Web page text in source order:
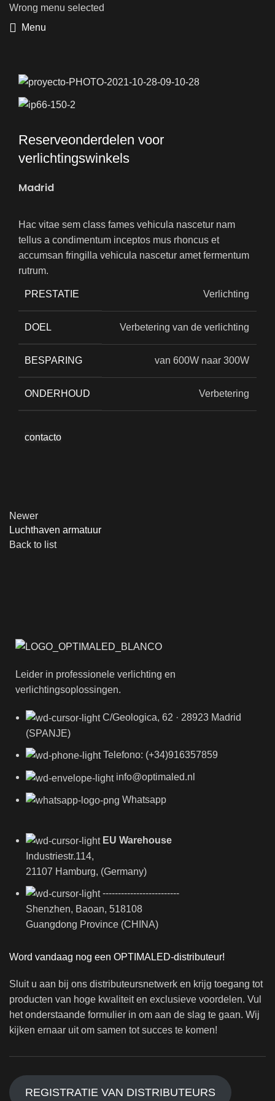
Wrong menu selected
Menu
Reserveonderdelen voor
verlichtingswinkels
Madrid
Hac vitae sem class fames vehicula nascetur nam
tellus a condimentum inceptos mus rhoncus et
accumsan fringilla vehicula nascetur amet fermentum
rutrum.
PRESTATIE Verlichting
DOEL Verbetering van de verlichting
BESPARING van 600W naar 300W
ONDERHOUD Verbetering
contacto
Newer
Luchthaven armatuur
Back to list
Leider in professionele verlichting en
verlichtingsoplossingen.
C/Geologica, 62 · 28923 Madrid
(SPANJE)
Telefono: (+34)916357859
info@optimaled.nl
Whatsapp
EU Warehouse
Industriestr.114,
21107 Hamburg, (Germany)
-------------------------
Shenzhen, Baoan, 518108
Guangdong Province (CHINA)
Word vandaag nog een OPTIMALED-distributeur!
Sluit u aan bij ons distributeursnetwerk en krijg toegang tot
producten van hoge kwaliteit en exclusieve voordelen. Vul
het onderstaande formulier in om aan de slag te gaan. Wij
kijken ernaar uit om samen tot succes te komen!
REGISTRATIE VAN DISTRIBUTEURS